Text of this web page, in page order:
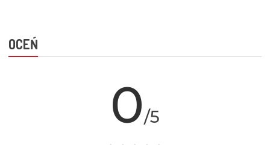
OCEŃ
0/5